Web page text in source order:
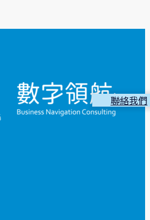
聯絡我們